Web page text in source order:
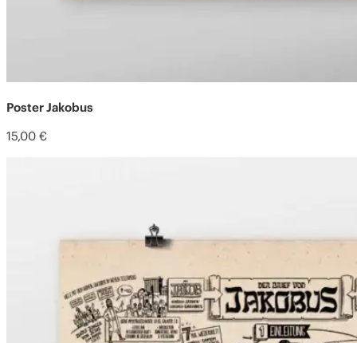
Poster Jakobus
15,00 €